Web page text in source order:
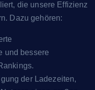
die unsere Effizienz
Dazu gehören:
und bessere
der Ladezeiten,